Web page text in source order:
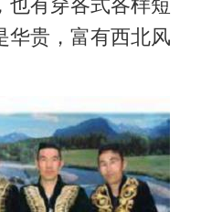
也有穿各式各样短
华贵，富有西北风